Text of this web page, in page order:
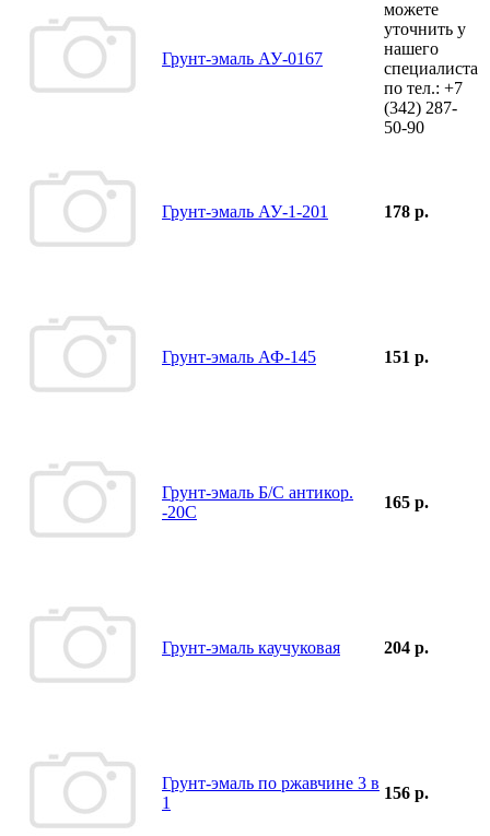
Грунт-эмаль АУ-0167
можете
уточнить у
нашего
специалиста
по тел.: +7
(342) 287-
50-90
Грунт-эмаль АУ-1-201 178 р.
Грунт-эмаль АФ-145 151 р.
Грунт-эмаль Б/С антикор.
-20С
165 р.
Грунт-эмаль каучуковая 204 р.
Грунт-эмаль по ржавчине 3 в
1
156 р.